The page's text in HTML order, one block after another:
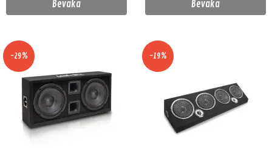
Bevaka Bevaka
-29% -19%